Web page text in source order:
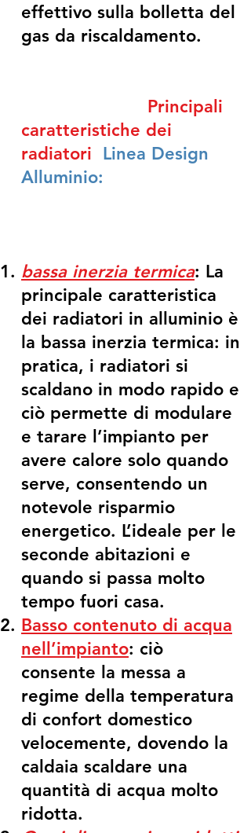
effettivo sulla bolletta del
gas da riscaldamento.
Principali
caratteristiche dei
radiatori Linea Design
Alluminio:
bassa inerzia termica: La
principale caratteristica
dei radiatori in alluminio è
la bassa inerzia termica: in
pratica, i radiatori si
scaldano in modo rapido e
ciò permette di modulare
e tarare l’impianto per
avere calore solo quando
serve, consentendo un
notevole risparmio
energetico. L’ideale per le
seconde abitazioni e
quando si passa molto
tempo fuori casa.
Basso contenuto di acqua
nell’impianto: ciò
consente la messa a
regime della temperatura
di confort domestico
velocemente, dovendo la
caldaia scaldare una
quantità di acqua molto
ridotta.